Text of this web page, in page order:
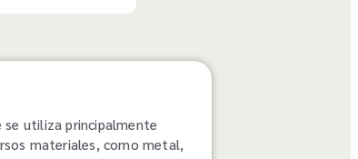
se utiliza principalmente
materiales, como metal,